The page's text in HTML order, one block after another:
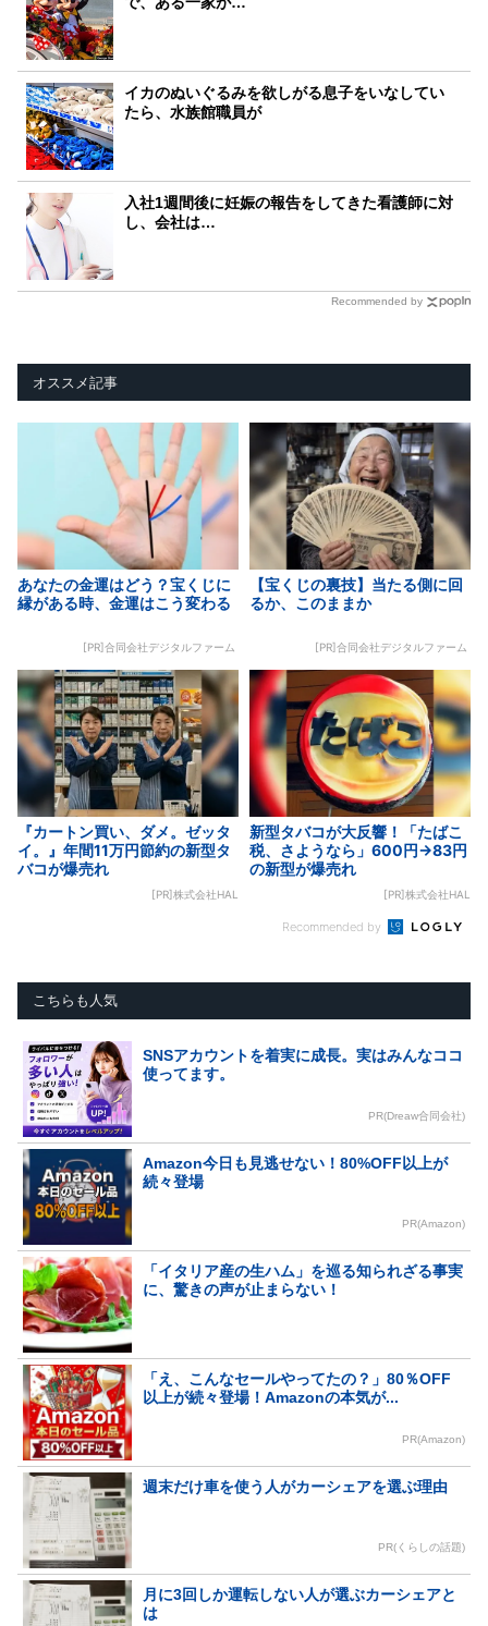
イカのぬいぐるみを欲しがる息子をいなしてい
たら、水族館職員が
入社1週間後に妊娠の報告をしてきた看護師に対
し、会社は…
Recommended by
オススメ記事
あなたの金運はどう？宝くじに
縁がある時、金運はこう変わる
[PR]合同会社デジタルファーム
【宝くじの裏技】当たる側に回
るか、このままか
[PR]合同会社デジタルファーム
『カートン買い、ダメ。ゼッタ
イ。』年間11万円節約の新型タ
バコが爆売れ
[PR]株式会社HAL
新型タバコが大反響！「たばこ
税、さようなら」600円→83円
の新型が爆売れ
[PR]株式会社HAL
Recommended by
こちらも人気
SNSアカウントを着実に成長。実はみんなココ
使ってます。
PR(Dreaw合同会社)
Amazon今日も見逃せない！80%OFF以上が
続々登場
PR(Amazon)
「イタリア産の生ハム」を巡る知られざる事実
に、驚きの声が止まらない！
「え、こんなセールやってたの？」80％OFF
以上が続々登場！Amazonの本気が...
PR(Amazon)
週末だけ車を使う人がカーシェアを選ぶ理由
PR(くらしの話題)
月に3回しか運転しない人が選ぶカーシェアと
は